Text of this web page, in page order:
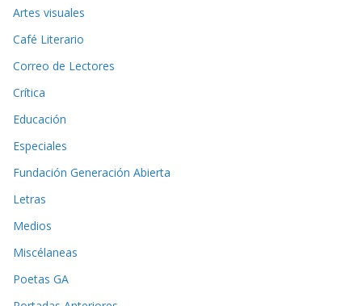
Artes visuales
Café Literario
Correo de Lectores
Crítica
Educación
Especiales
Fundación Generación Abierta
Letras
Medios
Miscélaneas
Poetas GA